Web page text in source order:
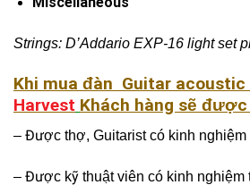
Strings: D’Addario EXP-16 light set
Khi mua đàn Guitar acoustic
Harvest Khách hàng sẽ
– Được thợ, Guitarist có kinh nghiệm
– Được kỹ thuật viên có kinh nghiệm